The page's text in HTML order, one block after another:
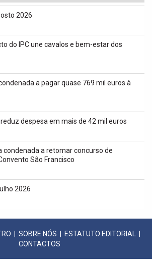
2026
do IPC une cavalos e bem-estar dos
a pagar quase 769 mil euros à
despesa em mais de 42 mil euros
condenada a retomar concurso de
São Francisco
2026
SOBRE NÓS ESTATUTO EDITORIAL
CONTACTOS